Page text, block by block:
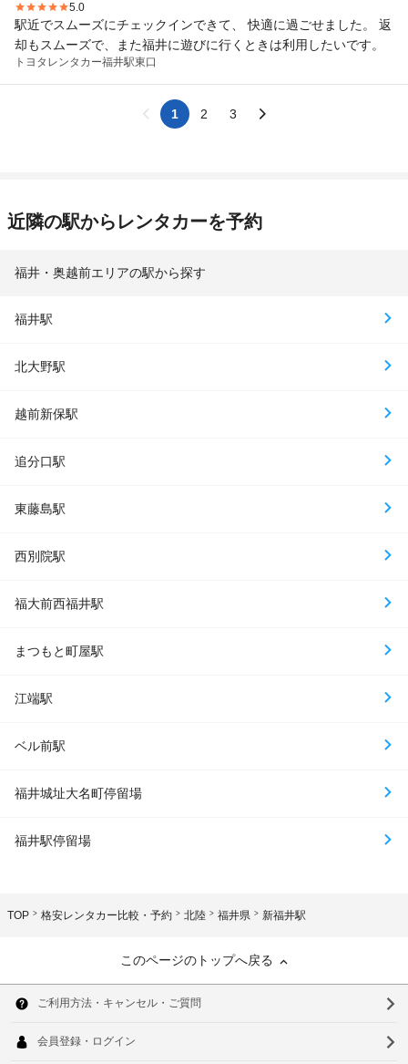
5.0
駅近でスムーズにチェックインできて、 快適に過ごせました。 返
却もスムーズで、また福井に遊びに行くときは利用したいです。
トヨタレンタカー福井駅東口
1 2 3
近隣の駅からレンタカーを予約
福井・奥越前エリアの駅から探す
福井駅
北大野駅
越前新保駅
追分口駅
東藤島駅
西別院駅
福大前西福井駅
まつもと町屋駅
江端駅
ベル前駅
福井城址大名町停留場
福井駅停留場
TOP 格安レンタカー比較・予約 北陸 福井県 新福井駅
このページのトップへ戻る